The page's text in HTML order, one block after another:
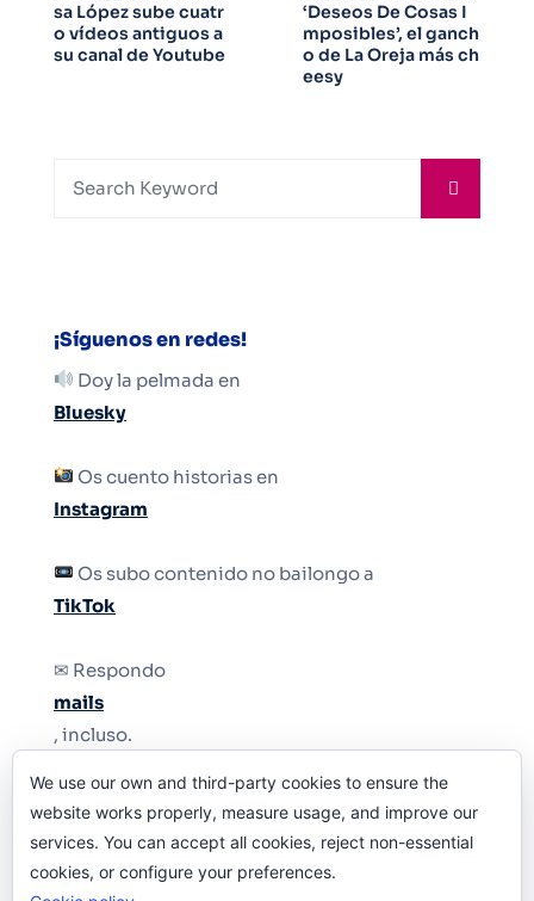
sa López sube cuatr
o vídeos antiguos a
su canal de Youtube
‘Deseos De Cosas I
mposibles’, el ganch
o de La Oreja más ch
eesy
¡Síguenos en redes!
Doy la pelmada en
Bluesky
Os cuento historias en
Instagram
Os subo contenido no bailongo a
TikTok
✉ Respondo
mails
, incluso.
Y si una persona no puede tener teléfono, que
le quiten el teléfono.
We use our own and third-party cookies to ensure the
website works properly, measure usage, and improve our
services. You can accept all cookies, reject non-essential
cookies, or configure your preferences.